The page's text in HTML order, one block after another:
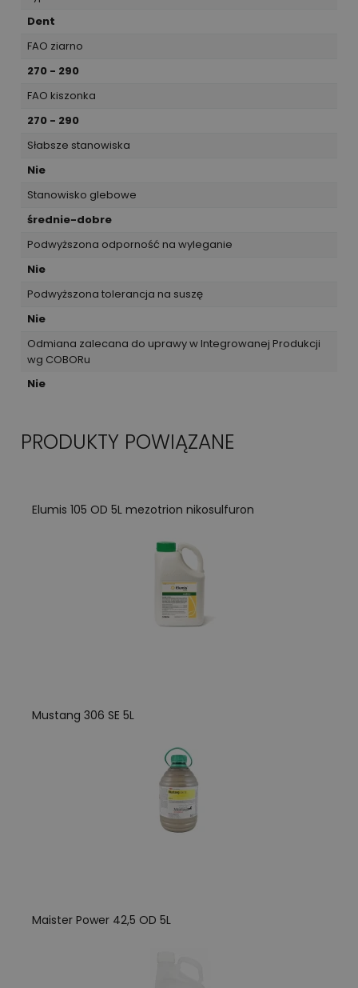
Dent
FAO ziarno
270 - 290
FAO kiszonka
270 - 290
Słabsze stanowiska
Nie
Stanowisko glebowe
średnie-dobre
Podwyższona odporność na wyleganie
Nie
Podwyższona tolerancja na suszę
Nie
Odmiana zalecana do uprawy w Integrowanej Produkcji
wg COBORu
Nie
PRODUKTY POWIĄZANE
Elumis 105 OD 5L mezotrion nikosulfuron
Mustang 306 SE 5L
Maister Power 42,5 OD 5L